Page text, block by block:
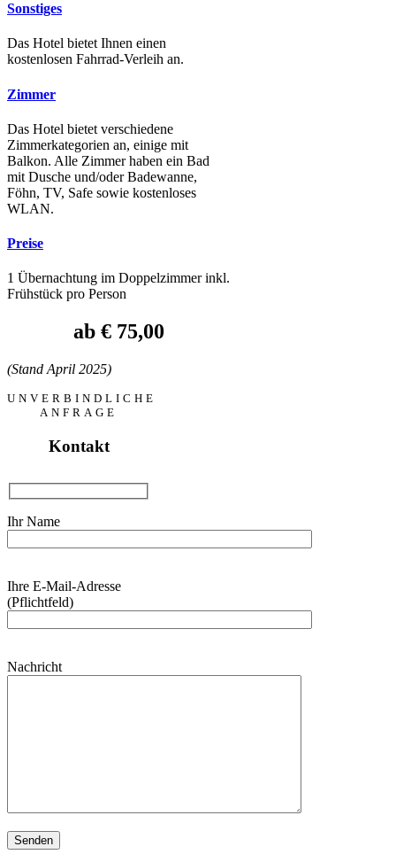
Sonstiges
Das Hotel bietet Ihnen einen
kostenlosen Fahrrad-Verleih an.
Zimmer
Das Hotel bietet verschiedene
Zimmerkategorien an, einige mit
Balkon. Alle Zimmer haben ein Bad
mit Dusche und/oder Badewanne,
Föhn, TV, Safe sowie kostenloses
WLAN.
Preise
1 Übernachtung im Doppelzimmer inkl.
Frühstück pro Person
ab € 75,00
(Stand April 2025)
UNVERBINDLICHE
ANFRAGE
Kontakt
Ihr Name
lasse
dieses
Ihre E-Mail-Adresse
(Pflichtfeld)
lasse
Nachricht